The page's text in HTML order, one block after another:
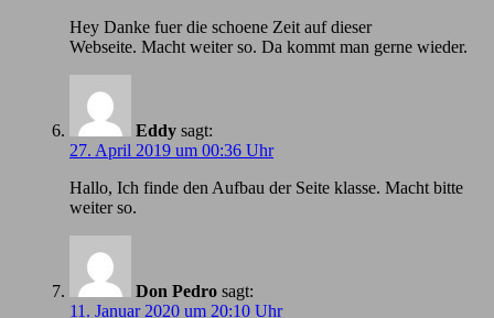
Hey Danke fuer die schoene Zeit auf dieser
Webseite. Macht weiter so. Da kommt man gerne wieder.
Eddy sagt:
27. April 2019 um 00:36 Uhr
Hallo, Ich finde den Aufbau der Seite klasse. Macht bitte
weiter so.
Don Pedro sagt:
11. Januar 2020 um 20:10 Uhr